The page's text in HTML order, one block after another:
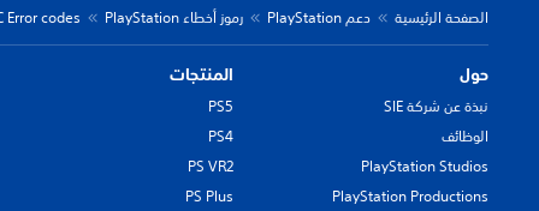
الصفحة الرئيسية دعم PlayStation رموز أخطاء PlayStation Error codes
حول
نبذة عن شركة SIE
الوظائف
PlayStation Studios
PlayStation Productions
المنتجات
PS5
PS4
PS VR2
PS Plus